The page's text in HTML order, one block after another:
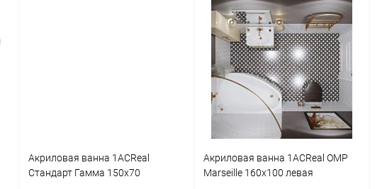
Подписаться
Купить в 1 клик Сравнение
В избранное Недоступно
Акриловая ванна 1ACReal
Стандарт Гамма 150x70
Акриловая ванна 1ACReal ОМР
Marseille 160x100 левая